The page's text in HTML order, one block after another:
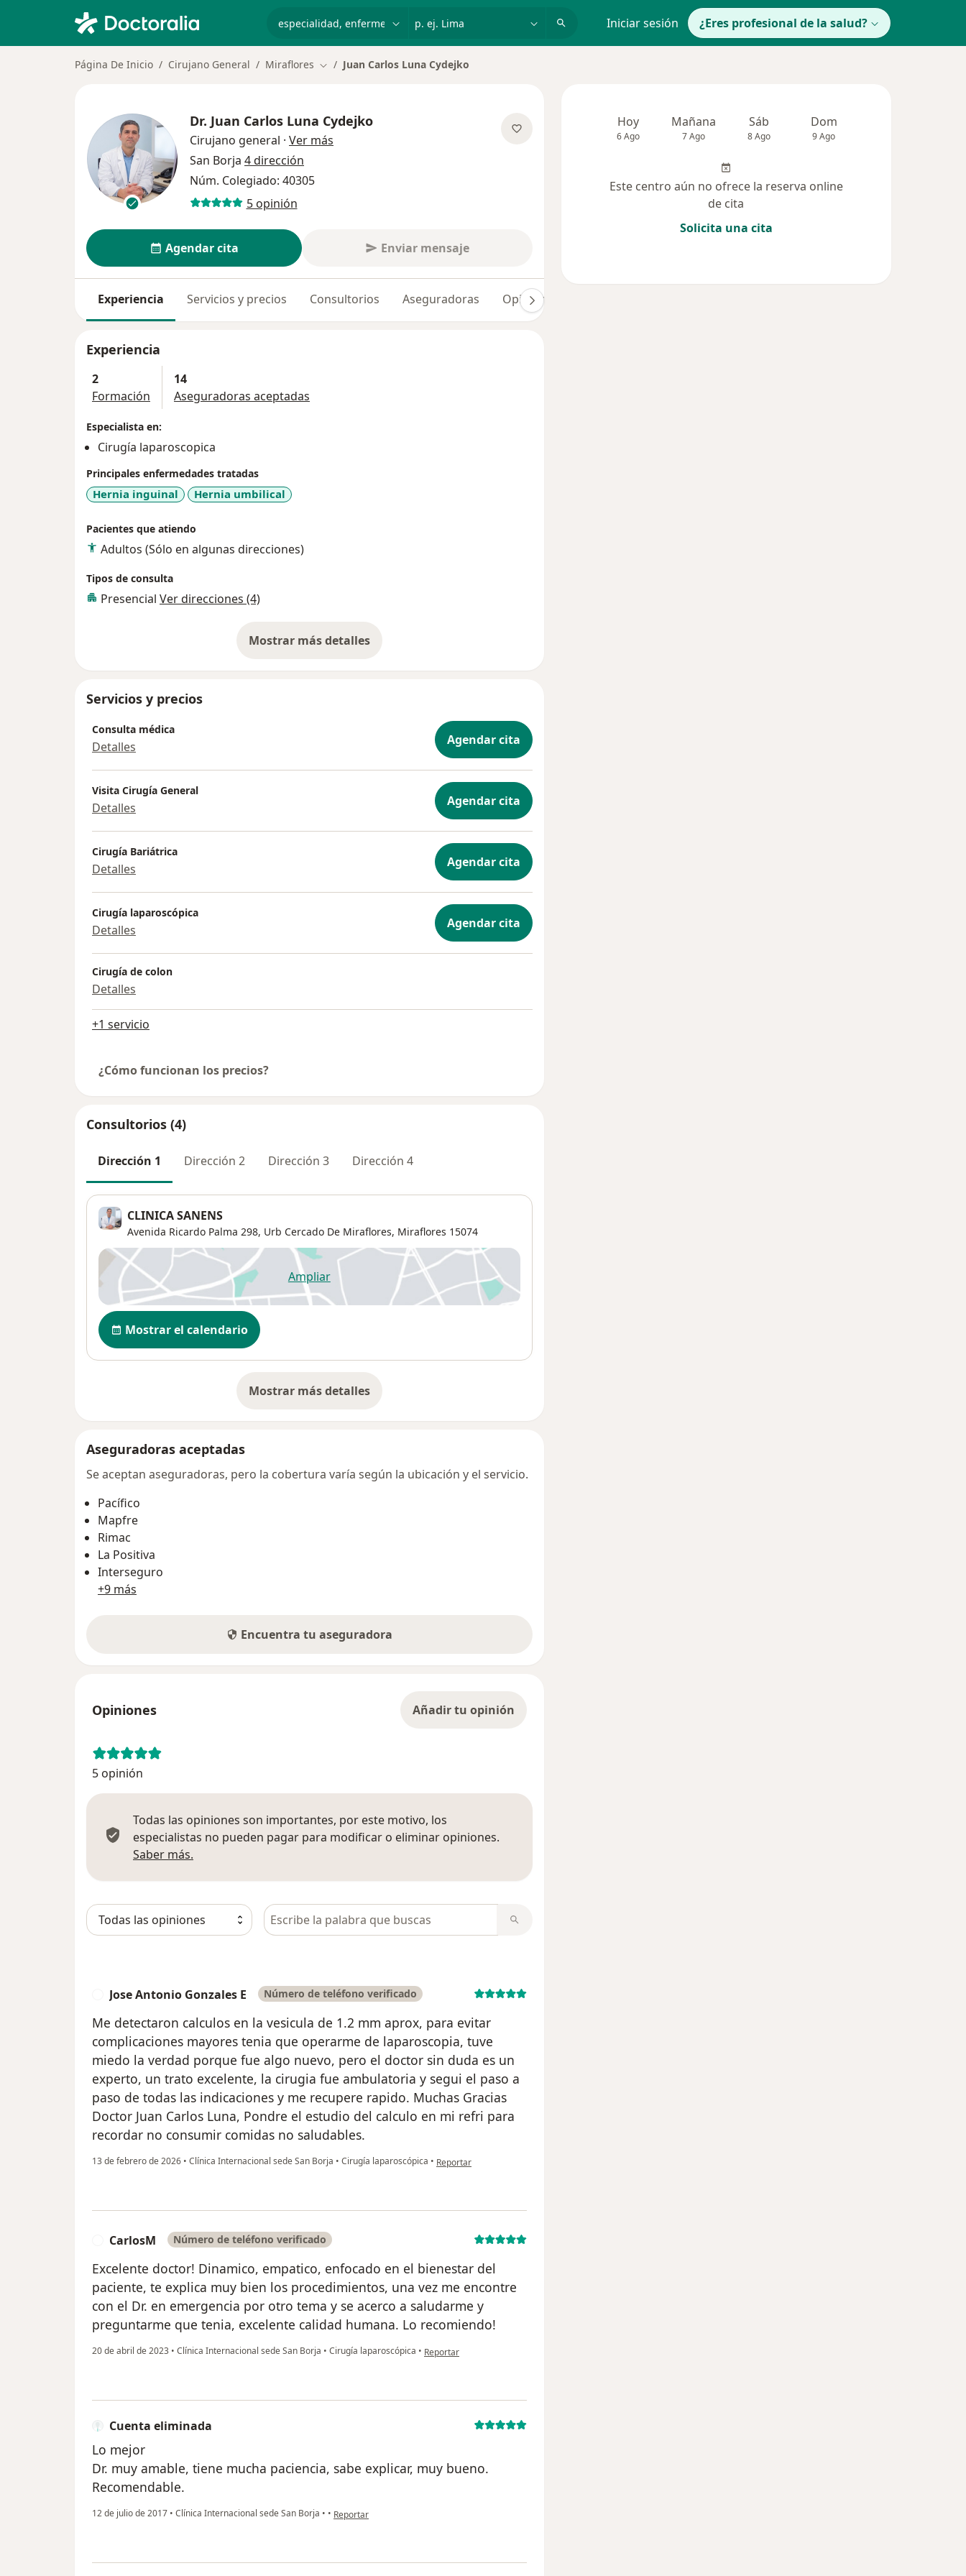
Iniciar sesión ¿Eres profesional de la salud?
Página De Inicio Cirujano General Miraflores Cambiar de ciudad
Juan Carlos Luna Cydejko
Dr. Juan Carlos Luna Cydejko
Cirujano general · Ver más
San Borja 4 dirección
Núm. Colegiado: 40305
5 opinión
Agendar cita Enviar mensaje
Experiencia Servicios y precios Consultorios Aseguradoras Opiniones (5)
Experiencia
2
Formación
14
Aseguradoras aceptadas
Especialista en:
Cirugía laparoscopica
Principales enfermedades tratadas
Hernia inguinal Hernia umbilical
Pacientes que atiendo
Adultos (Sólo en algunas direcciones)
Tipos de consulta
Presencial Ver direcciones (4)
Mostrar más detalles
sobre la experiencia
Servicios y precios
Consulta médica
Detalles Agendar cita
Visita Cirugía General
Detalles Agendar cita
Cirugía Bariátrica
Detalles Agendar cita
Cirugía laparoscópica
Detalles Agendar cita
Cirugía de colon
Detalles
+1 servicio
¿Cómo funcionan los precios?
Consultorios (4)
Dirección 1 Dirección 2 Dirección 3 Dirección 4
CLINICA SANENS
Avenida Ricardo Palma 298, Urb Cercado De Miraflores, Miraflores 15074
Ampliarse abre en una nueva pestaña
Disponibilidad
Mostrar el calendario
Mostrar más detalles
sobre la dirección
Aseguradoras aceptadas
Se aceptan aseguradoras, pero la cobertura varía según la ubicación y el servicio.
Pacífico
Mapfre
Rimac
La Positiva
Interseguro
+9 más
Encuentra tu aseguradora
Opiniones Añadir tu opinión
5 opinión
Todas las opiniones son importantes, por este motivo, los
especialistas no pueden pagar para modificar o eliminar opiniones.
Saber más.
Busca en opiniones
Jose Antonio Gonzales E Número de teléfono verificado
Me detectaron calculos en la vesicula de 1.2 mm aprox, para evitar
complicaciones mayores tenia que operarme de laparoscopia, tuve
miedo la verdad porque fue algo nuevo, pero el doctor sin duda es un
experto, un trato excelente, la cirugia fue ambulatoria y segui el paso a
paso de todas las indicaciones y me recupere rapido. Muchas Gracias
Doctor Juan Carlos Luna, Pondre el estudio del calculo en mi refri para
recordar no consumir comidas no saludables.
13 de febrero de 2026 • Clínica Internacional sede San Borja • Cirugía laparoscópica • en opinión del usuario Jose Antonio Gonzales E
Reportar
CarlosM Número de teléfono verificado
Excelente doctor! Dinamico, empatico, enfocado en el bienestar del
paciente, te explica muy bien los procedimientos, una vez me encontre
con el Dr. en emergencia por otro tema y se acerco a saludarme y
preguntarme que tenia, excelente calidad humana. Lo recomiendo!
20 de abril de 2023 • Clínica Internacional sede San Borja • Cirugía laparoscópica • en opinión del usuario CarlosM
Reportar
Cuenta eliminada
Lo mejor
Dr. muy amable, tiene mucha paciencia, sabe explicar, muy bueno.
Recomendable.
12 de julio de 2017 • Clínica Internacional sede San Borja • • en opinión del usuario Cuenta eliminada
Reportar
Hoy
6 Ago
Mañana
7 Ago
Sáb
8 Ago
Dom
9 Ago
Este centro aún no ofrece la reserva online
de cita
Solicita una cita